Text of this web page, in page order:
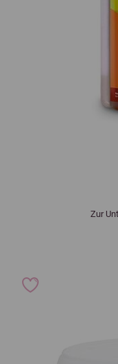
Zur